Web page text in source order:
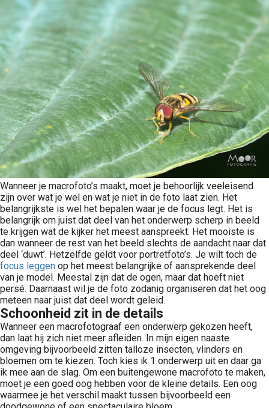
Wanneer je macrofoto’s maakt, moet je behoorlijk veeleisend
zijn over wat je wel en wat je niet in de foto laat zien. Het
belangrijkste is wel het bepalen waar je de focus legt. Het is
belangrijk om juist dat deel van het onderwerp scherp in beeld
te krijgen wat de kijker het meest aanspreekt. Het mooiste is
dan wanneer de rest van het beeld slechts de aandacht naar dat
deel ‘duwt’. Hetzelfde geldt voor portretfoto’s. Je wilt toch de
focus leggen op het meest belangrijke of aansprekende deel
van je model. Meestal zijn dat de ogen, maar dat hoeft niet
persé. Daarnaast wil je de foto zodanig organiseren dat het oog
meteen naar juist dat deel wordt geleid.
Schoonheid zit in de details
Wanneer een macrofotograaf een onderwerp gekozen heeft,
dan laat hij zich niet meer afleiden. In mijn eigen naaste
omgeving bijvoorbeeld zitten talloze insecten, vlinders en
bloemen om te kiezen. Toch kies ik 1 onderwerp uit en daar ga
ik mee aan de slag. Om een buitengewone macrofoto te maken,
moet je een goed oog hebben voor de kleine details. Een oog
waarmee je het verschil maakt tussen bijvoorbeeld een